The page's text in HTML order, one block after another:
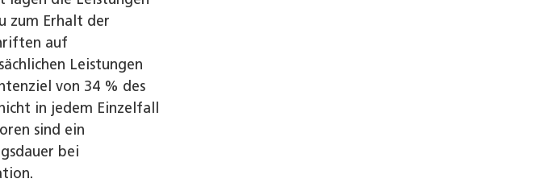
zum Erhalt der
auf
Leistungen
von 34 % des
in jedem Einzelfall
sind ein
bei